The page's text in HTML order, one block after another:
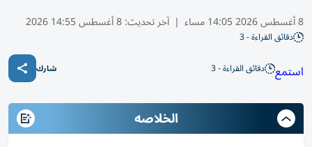
8 أغسطس 2026 14:05 مساء | آخر تحديث:8 أغسطس 14:55 2026
دقائق القراءة - 3
استمع دقائق القراءة - 3 شارك
الخلاصه